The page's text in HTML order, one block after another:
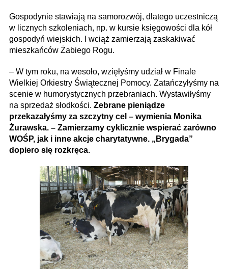
Gospodynie stawiają na samorozwój, dlatego uczestniczą
w licznych szkoleniach, np. w kursie księgowości dla kół
gospodyń wiejskich. I wciąż zamierzają zaskakiwać
mieszkańców Żabiego Rogu.
– W tym roku, na wesoło, wzięłyśmy udział w Finale
Wielkiej Orkiestry Świątecznej Pomocy. Zatańczyłyśmy na
scenie w humorystycznych przebraniach. Wystawiłyśmy
na sprzedaż słodkości. Zebrane pieniądze
przekazałyśmy za szczytny cel – wymienia Monika
Żurawska. – Zamierzamy cyklicznie wspierać zarówno
WOŚP, jak i inne akcje charytatywne. „Brygada”
dopiero się rozkręca.